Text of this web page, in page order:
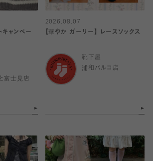
キャンペー
富士見店
2026.08.07
【華やか ガーリー】 レースソックス
靴下屋
浦和パルコ店